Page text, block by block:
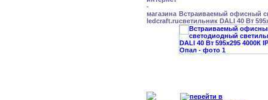
Встраиваемый офисный
светильник DALI 40 Вт